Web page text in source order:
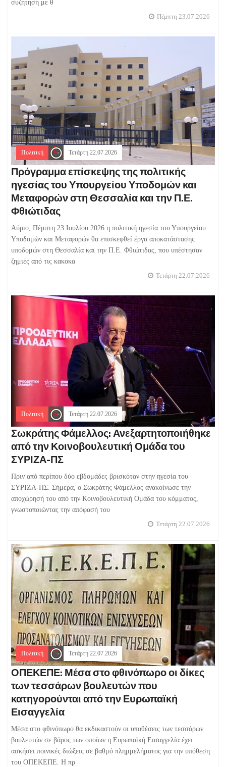
συζήτηση με θ
Πέμπτη 23.07.2026
Πολιτική Τετάρτη 22.07.2026
Πρόγραμμα επίσκεψης της πολιτικής
ηγεσίας του Υπουργείου Υποδομών και
Μεταφορών στη Θεσσαλία και την Π.Ε.
Φθιώτιδας
Αύριο, Πέμπτη 23 Ιουλίου 2026 η πολιτική ηγεσία του Υπουργείου
Υποδομών και Μεταφορών θα επισκεφθεί έργα αποκατάστασης
υποδομών στη Θεσσαλία και την Π.Ε. Φθιώτιδας, που υπέστησαν
ζημιές από τις κακοκα
Τετάρτη 22.07.2026
Πολιτική Τετάρτη 22.07.2026
Σωκράτης Φάμελλος: Ανεξαρτητοποιήθηκε
από την Κοινοβουλευτική Ομάδα του
ΣΥΡΙΖΑ-ΠΣ
Πριν από περίπου δύο εβδομάδες βρισκόταν στην ηγεσία του
ΣΥΡΙΖΑ-ΠΣ. Σήμερα, ο Σωκράτης Φάμελλος ανακοίνωσε την
αποχώρησή του από την Κοινοβουλευτική Ομάδα του κόμματος,
γνωστοποιώντας την απόφασή του
Τετάρτη 22.07.2026
Πολιτική Τετάρτη 22.07.2026
ΟΠΕΚΕΠΕ: Μέσα στο φθινόπωρο οι δίκες
των τεσσάρων βουλευτών που
κατηγορούνται από την Ευρωπαϊκή
Εισαγγελία
Μέσα στο φθινόπωρο θα εκδικαστούν οι υποθέσεις των τεσσάρων
βουλευτών σε βάρος των οποίων η Ευρωπαϊκή Εισαγγελία έχει
ασκήσει ποινικές διώξεις σε βαθμό πλημμελήματος για την υπόθεση
του ΟΠΕΚΕΠΕ. Η πρ